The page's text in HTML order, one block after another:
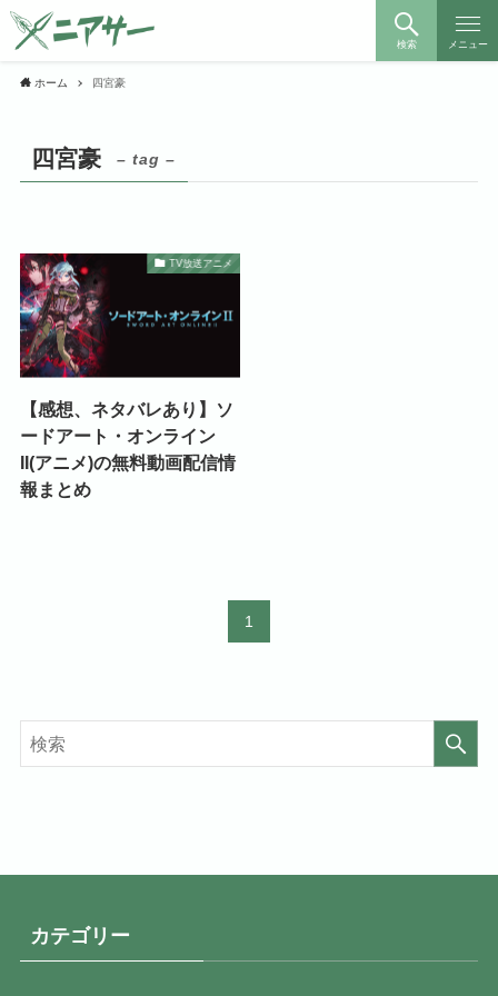
検索 メニュー
ホーム 四宮豪
四宮豪 – tag –
TV放送アニメ
【感想、ネタバレあり】ソ
ードアート・オンライン
II(アニメ)の無料動画配信情
報まとめ
1
カテゴリー